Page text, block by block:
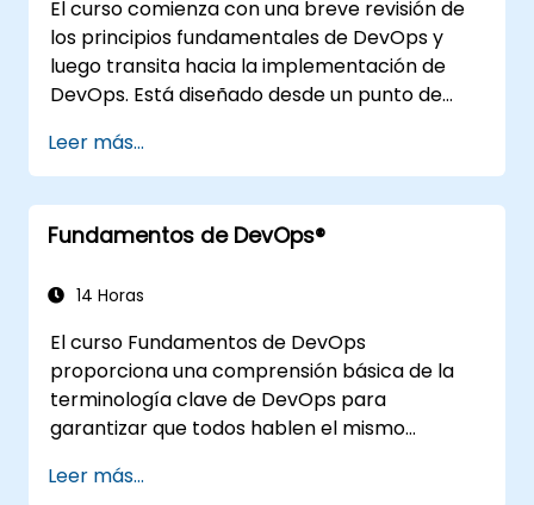
El curso comienza con una breve revisión de
los principios fundamentales de DevOps y
luego transita hacia la implementación de
DevOps. Está diseñado desde un punto de
DevOps en relación con otros marcos de
trabajo, tecnologías, prácticas de diseño de
aplicaciones, prácticas de integración
continua, entrega y despliegue continuo,
monitoreo, métricas, observabilidad,
futuras de la ingeniería DevOps.
Leer más...
Fundamentos de DevOps®
14 Horas
El curso Fundamentos de DevOps
proporciona una comprensión básica de la
terminología clave de DevOps para
garantizar que todos hablen el mismo
para respaldar el éxito organizacional.
Leer más...